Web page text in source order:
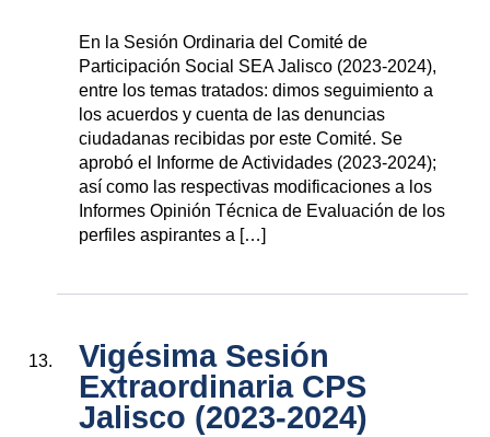
En la Sesión Ordinaria del Comité de
Participación Social SEA Jalisco (2023-2024),
entre los temas tratados: dimos seguimiento a
los acuerdos y cuenta de las denuncias
ciudadanas recibidas por este Comité. Se
aprobó el Informe de Actividades (2023-2024);
así como las respectivas modificaciones a los
Informes Opinión Técnica de Evaluación de los
perfiles aspirantes a […]
Vigésima Sesión
Extraordinaria CPS
Jalisco (2023-2024)